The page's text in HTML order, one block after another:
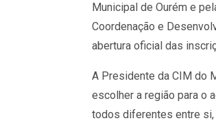
Municipal de Ourém e
Coordenação e
abertura oficial das
A Presidente da CIM do
escolher a região para o
todos diferentes entre si,